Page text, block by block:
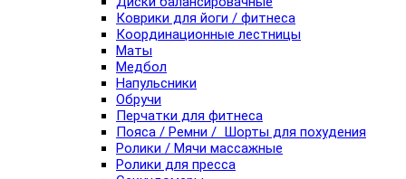
Коврики для йоги / фитнеса
Координационные лестницы
Маты
Медбол
Напульсники
Обручи
Перчатки для фитнеса
Пояса / Ремни / Шорты для похудения
Ролики / Мячи массажные
Ролики для пресса